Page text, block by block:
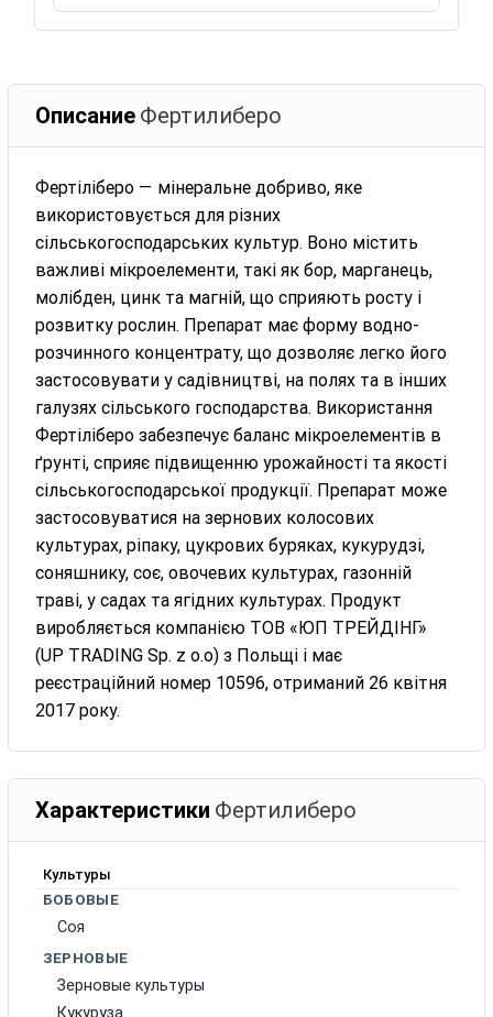
Описание Фертилиберо
Фертіліберо — мінеральне добриво, яке
використовується для різних
сільськогосподарських культур. Воно містить
важливі мікроелементи, такі як бор, марганець,
молібден, цинк та магній, що сприяють росту і
розвитку рослин. Препарат має форму водно-
розчинного концентрату, що дозволяє легко його
застосовувати у садівництві, на полях та в інших
галузях сільського господарства. Використання
Фертіліберо забезпечує баланс мікроелементів в
ґрунті, сприяє підвищенню урожайності та якості
сільськогосподарської продукції. Препарат може
застосовуватися на зернових колосових
культурах, ріпаку, цукрових буряках, кукурудзі,
соняшнику, соє, овочевих культурах, газонній
траві, у садах та ягідних культурах. Продукт
виробляється компанією ТОВ «ЮП ТРЕЙДІНГ»
(UP TRADING Sp. z o.o) з Польщі і має
реєстраційний номер 10596, отриманий 26 квітня
2017 року.
Характеристики Фертилиберо
Культуры
БОБОВЫЕ
Соя
ЗЕРНОВЫЕ
Зерновые культуры
Кукуруза